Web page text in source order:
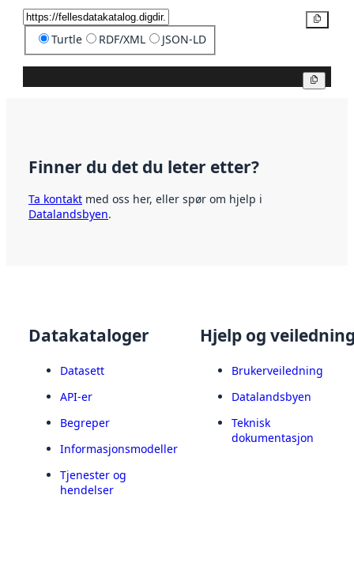
Turtle RDF/XML JSON-LD
Finner du det du leter etter?
Ta kontakt med oss her, eller spør om hjelp i
Datalandsbyen.
Datakataloger
Datasett
API-er
Begreper
Informasjonsmodeller
Tjenester og
hendelser
Hjelp og
Brukerveiledning
Datalandsbyen
Teknisk
dokumentasjon